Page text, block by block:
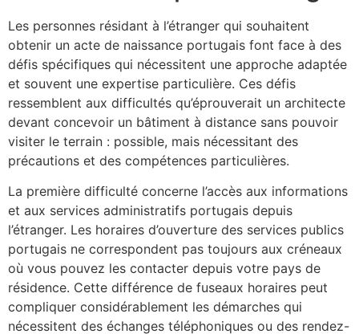
Les personnes résidant à l’étranger qui souhaitent
obtenir un acte de naissance portugais font face à des
défis spécifiques qui nécessitent une approche adaptée
et souvent une expertise particulière. Ces défis
ressemblent aux difficultés qu’éprouverait un architecte
devant concevoir un bâtiment à distance sans pouvoir
visiter le terrain : possible, mais nécessitant des
précautions et des compétences particulières.
La première difficulté concerne l’accès aux informations
et aux services administratifs portugais depuis
l’étranger. Les horaires d’ouverture des services publics
portugais ne correspondent pas toujours aux créneaux
où vous pouvez les contacter depuis votre pays de
résidence. Cette différence de fuseaux horaires peut
compliquer considérablement les démarches qui
nécessitent des échanges téléphoniques ou des rendez-